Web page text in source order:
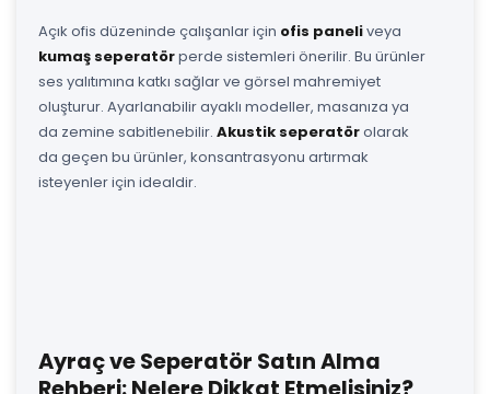
Açık ofis düzeninde çalışanlar için ofis paneliveya
kumaş seperatörperde sistemleri önerilir. Bu ürünler
ses yalıtımına katkı sağlar ve görsel mahremiyet
oluşturur. Ayarlanabilir ayaklı modeller, masanıza ya
da zemine sabitlenebilir. Akustik seperatörolarak
da geçen bu ürünler, konsantrasyonu artırmak
isteyenler için idealdir.
Ayraç ve Seperatör Satın Alma